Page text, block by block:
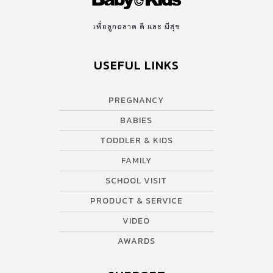
เพื่อลูกฉลาด ดี และ มีสุข
USEFUL LINKS
PREGNANCY
BABIES
TODDLER & KIDS
FAMILY
SCHOOL VISIT
PRODUCT & SERVICE
VIDEO
AWARDS